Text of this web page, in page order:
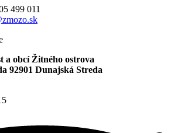
499 011
a obcí Žitného ostrova
92901 Dunajská Streda